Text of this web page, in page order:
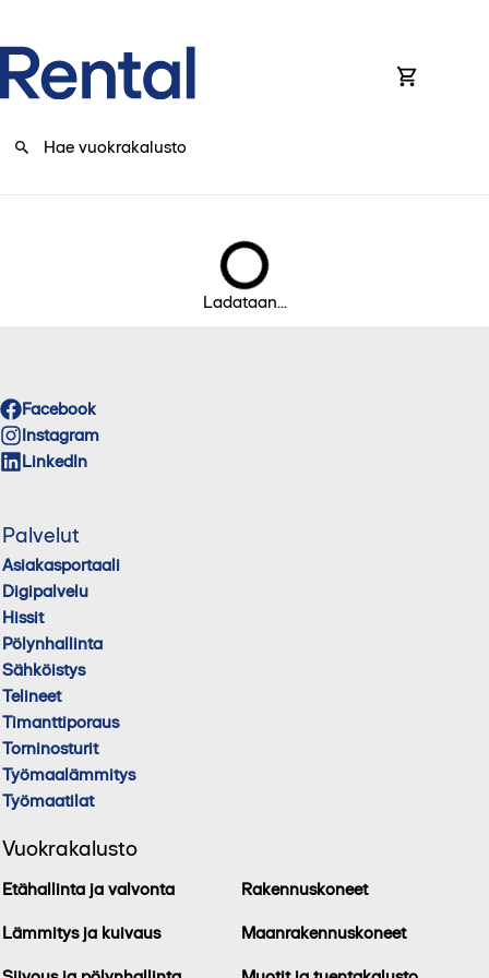
Ladataan...
Facebook
Instagram
LinkedIn
Palvelut
Asiakasportaali
Digipalvelu
Hissit
Pölynhallinta
Sähköistys
Telineet
Timanttiporaus
Torninosturit
Työmaalämmitys
Työmaatilat
Vuokrakalusto
Etähallinta ja valvonta
Lämmitys ja kuivaus
Rakennuskoneet
Maanrakennuskoneet